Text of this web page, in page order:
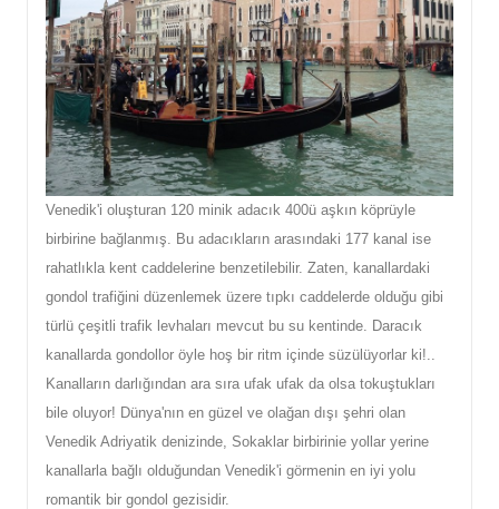
Venedik'i oluşturan 120 minik adacık 400ü aşkın köprüyle
birbirine bağlanmış. Bu adacıkların arasındaki 177 kanal ise
rahatlıkla kent caddelerine benzetilebilir. Zaten, kanallardaki
gondol trafiğini düzenlemek üzere tıpkı caddelerde olduğu gibi
türlü çeşitli trafik levhaları mevcut bu su kentinde. Daracık
kanallarda gondollor öyle hoş bir ritm içinde süzülüyorlar ki!..
Kanalların darlığından ara sıra ufak ufak da olsa tokuştukları
bile oluyor! Dünya'nın en güzel ve olağan dışı şehri olan
Venedik Adriyatik denizinde, Sokaklar birbirinie yollar yerine
kanallarla bağlı olduğundan Venedik'i görmenin en iyi yolu
romantik bir gondol gezisidir.